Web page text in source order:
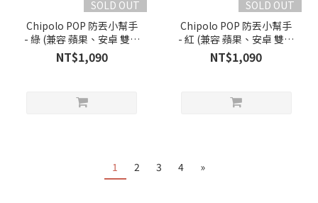
SOLD OUT
Chipolo POP 防丟小幫手
- 綠 (兼容 蘋果、安卓 雙系
統)
NT$1,090
SOLD OUT
Chipolo POP 防丟小幫手
- 紅 (兼容 蘋果、安卓 雙系
統)
NT$1,090
1 2 3 4 »